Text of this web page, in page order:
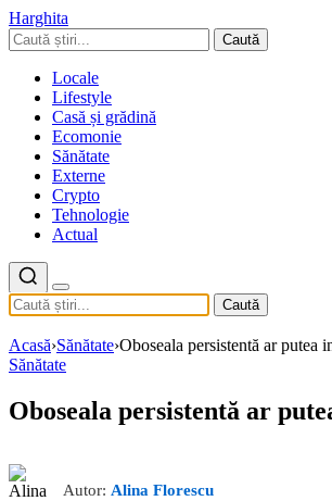
Harghita
Caută
Locale
Lifestyle
Casă și grădină
Ecomonie
Sănătate
Externe
Crypto
Tehnologie
Actual
Caută
Acasă›Sănătate›Oboseala persistentă ar
Sănătate
Oboseala persistentă ar
Autor: Alina Florescu